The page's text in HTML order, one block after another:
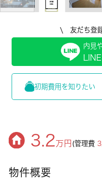
\ 友だち登
内見
初期費用を知りたい
3.2万円 (管理費
物件概要